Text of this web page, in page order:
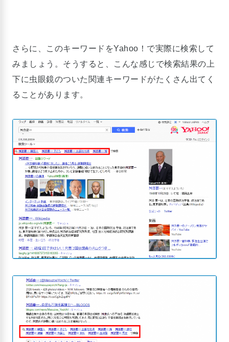
さらに、このキーワードをYahoo！で実際に検索して
みましょう。そうすると、こんな感じで検索結果の上
下に虫眼鏡のついた関連キーワードがたくさん出てく
ることがあります。